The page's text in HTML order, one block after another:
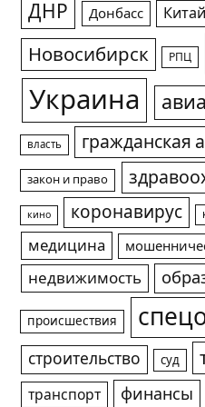
ДНР Донбасс Китай
Новосибирск РПЦ
Украина
власть гражданская
закон и право
кино коронавирус
медицина
недвижимость
происшествия
строительство суд
транспорт финансы